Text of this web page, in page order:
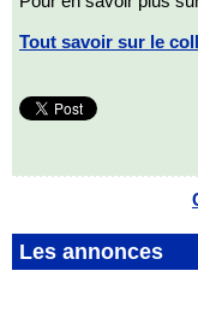
Tout savoir sur le
Les annonces